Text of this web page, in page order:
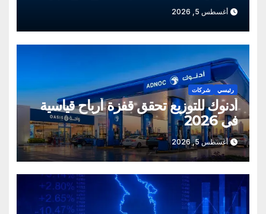
أغسطس 5, 2026
رئيسي شركات
أدنوك للتوزيع تحقق قفزة أرباح قياسية
في 2026
أغسطس 5, 2026